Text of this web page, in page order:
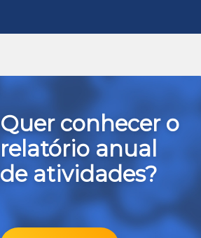
Quer conhecer o
relatório anual
de atividades?